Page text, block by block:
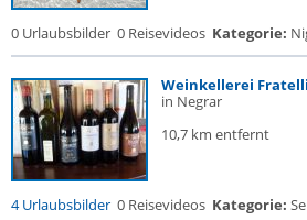
0 Urlaubsbilder 0 Reisevideos Kategorie:
Weinkellerei
in Negrar
10,7 km entfernt
4 Urlaubsbilder 0 Reisevideos Kategorie: